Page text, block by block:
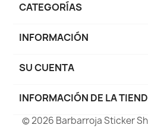
CATEGORÍAS
INFORMACIÓN
SU CUENTA
INFORMACIÓN DE LA
© 2026 Barbarroja Sticker